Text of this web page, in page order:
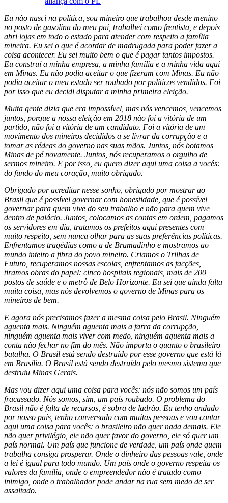
Eu não nasci na política, sou mineiro que trabalhou desde menino
no posto de gasolina do meu pai, trabalhei como frentista, e depois
abri lojas em todo o estado para atender com respeito a família
mineira. Eu sei o que é acordar de madrugada para poder fazer a
coisa acontecer. Eu sei muito bem o que é pagar tantos impostos.
Eu construí a minha empresa, a minha família e a minha vida aqui
em Minas. Eu não podia aceitar o que fizeram com Minas. Eu não
podia aceitar o meu estado ser roubado por políticos vendidos. Foi
por isso que eu decidi disputar a minha primeira eleição.
Muita gente dizia que era impossível, mas nós vencemos, vencemos
juntos, porque a nossa eleição em 2018 não foi a vitória de um
partido, não foi a vitória de um candidato. Foi a vitória de um
movimento dos mineiros decididos a se livrar da corrupção e a
tomar as rédeas do governo nas suas mãos. Juntos, nós botamos
Minas de pé novamente. Juntos, nós recuperamos o orgulho de
sermos mineiro. E por isso, eu quero dizer aqui uma coisa a vocês:
do fundo do meu coração, muito obrigado.
Obrigado por acreditar nesse sonho, obrigado por mostrar ao
Brasil que é possível governar com honestidade, que é possível
governar para quem vive do seu trabalho e não para quem vive
dentro de palácio. Juntos, colocamos as contas em ordem, pagamos
os servidores em dia, tratamos os prefeitos aqui presentes com
muito respeito, sem nunca olhar para as suas preferências políticas.
Enfrentamos tragédias como a de Brumadinho e mostramos ao
mundo inteiro a fibra do povo mineiro. Criamos o Trilhas de
Futuro, recuperamos nossas escolas, enfrentamos as facções,
tiramos obras do papel: cinco hospitais regionais, mais de 200
postos de saúde e o metrô de Belo Horizonte. Eu sei que ainda falta
muita coisa, mas nós devolvemos o governo de Minas para os
mineiros de bem.
E agora nós precisamos fazer a mesma coisa pelo Brasil. Ninguém
aguenta mais. Ninguém aguenta mais a farra da corrupção,
ninguém aguenta mais viver com medo, ninguém aguenta mais a
conta não fechar no fim do mês. Não importa o quanto o brasileiro
batalha. O Brasil está sendo destruído por esse governo que está lá
em Brasília. O Brasil está sendo destruído pelo mesmo sistema que
destruiu Minas Gerais.
Mas vou dizer aqui uma coisa para vocês: nós não somos um país
fracassado. Nós somos, sim, um país roubado. O problema do
Brasil não é falta de recursos, é sobra de ladrão. Eu tenho andado
por nosso país, tenho conversado com muitas pessoas e vou contar
aqui uma coisa para vocês: o brasileiro não quer nada demais. Ele
não quer privilégio, ele não quer favor do governo, ele só quer um
país normal. Um país que funcione de verdade, um país onde quem
trabalha consiga prosperar. Onde o dinheiro das pessoas vale, onde
a lei é igual para todo mundo. Um país onde o governo respeita os
valores da família, onde o empreendedor não é tratado como
inimigo, onde o trabalhador pode andar na rua sem medo de ser
assaltado.